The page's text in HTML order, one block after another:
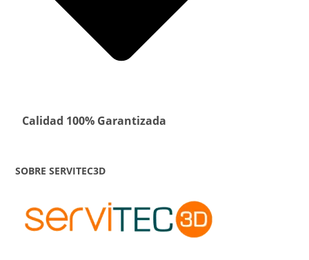
Calidad 100% Garantizada
SOBRE SERVITEC3D